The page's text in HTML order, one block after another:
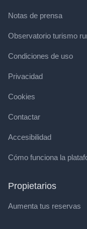
Notas de prensa
Observatorio turismo
Condiciones de uso
Privacidad
Cookies
Contactar
Accesibilidad
Cómo funciona la
Propietarios
Aumenta tus reservas